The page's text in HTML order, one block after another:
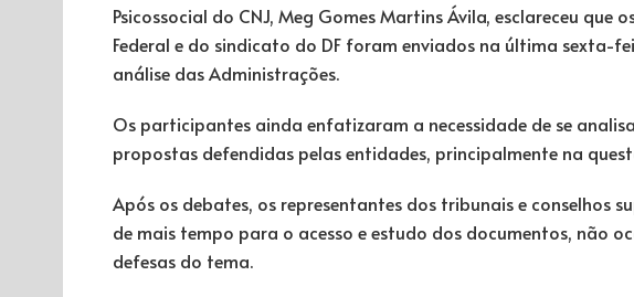
Psicossocial do CNJ, Meg Gomes Martins Ávila, esclareceu
Federal e do sindicato do DF foram enviados na última sexta-
análise das Administrações.
Os participantes ainda enfatizaram a necessidade de se
propostas defendidas pelas entidades, principalmente na
Após os debates, os representantes dos tribunais e conselhos
de mais tempo para o acesso e estudo dos documentos, não
defesas do tema.